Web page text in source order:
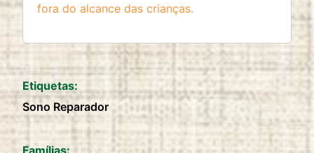
fora do alcance das crianças.
Etiquetas:
Sono Reparador
Famílias: